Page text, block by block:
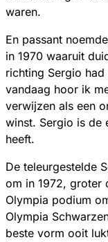
waren.
En passant
in 1970 waaruit
richting Sergio
vandaag hoor ik
verwijzen als een
winst. Sergio is de
heeft.
De teleurgestelde
om in 1972, groter
Olympia podium
Olympia
beste vorm ooit